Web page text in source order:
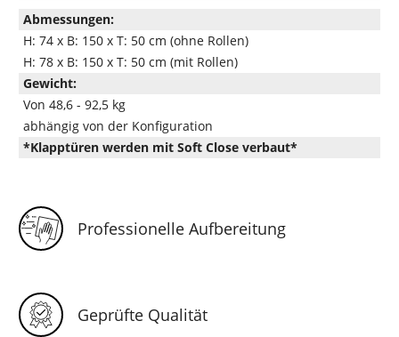
Abmessungen:
H: 74 x B: 150 x T: 50 cm (ohne Rollen)
H: 78 x B: 150 x T: 50 cm (mit Rollen)
Gewicht:
Von 48,6 - 92,5 kg
abhängig von der Konfiguration
*Klapptüren werden mit Soft Close verbaut*
Professionelle Aufbereitung
Geprüfte Qualität